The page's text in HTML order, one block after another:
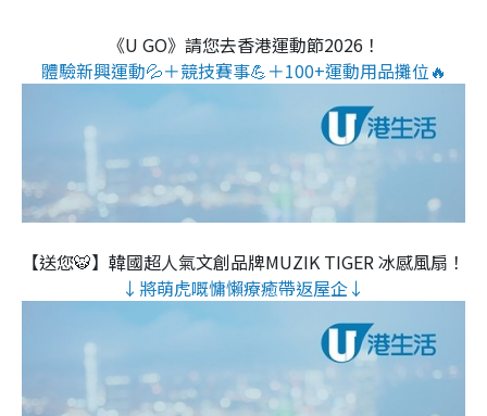
《U GO》請您去香港運動節2026！
體驗新興運動💦＋競技賽事💪＋100+運動用品攤位🔥
【送您🐯】韓國超人氣文創品牌MUZIK TIGER 冰感風扇！
↓將萌虎嘅慵懶療癒帶返屋企↓